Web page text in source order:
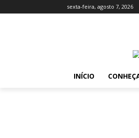
sexta-feira, agosto 7, 2026
INÍCIO